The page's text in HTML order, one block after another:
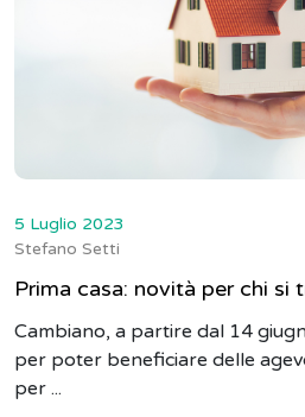
5 Luglio 2023
Stefano Setti
Prima casa: novità per chi si
Cambiano, a partire dal 14
per poter beneficiare delle
per ...